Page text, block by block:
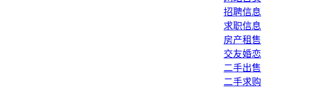
招聘信息
求职信息
房产租售
交友婚恋
二手出售
二手求购